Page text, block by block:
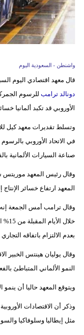
واشنطن - السعودية اليوم
قال معهد اقتصادي اليوم
دونالد ترامب للرسوم
الأوروبي قد تكبد ألمانيا خسائر إنتاج تصل إلى 15
وتسلط تقديرات معهد كيل
في الاتحاد الأوروبي
صناعة السيارات الألمانية
وقال رئيس المعهد موريتس
المعهد ارتفاع خسائر الإنتاج إلى حوالي 30 مليار
وقال ترامب أمس الجمعة
خلال
بعدم الالتزام باتفاقه
وقال يوليان هينتس الخبير
النمو الألماني المتباطئ
ويتوقع المعهد حاليا أن ينمو الاقتصاد
وذكر أن الاقتصادات
مثل إيطاليا وسلوفاكيا